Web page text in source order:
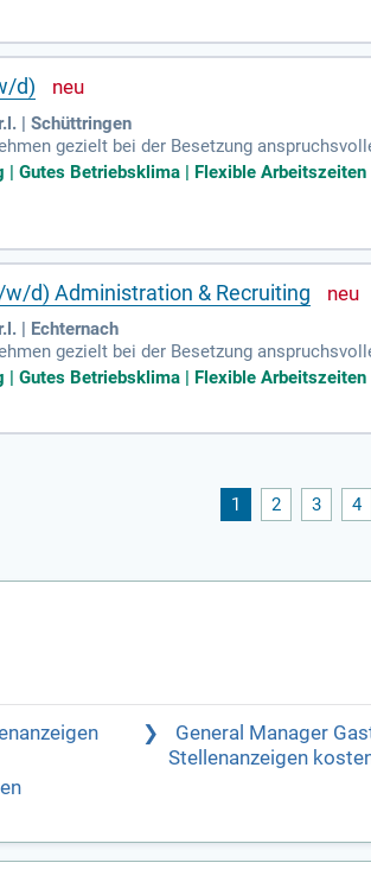
d)
| Schüttringen
gezielt bei der Besetzung
| Gutes Betriebsklima | Flexible
w/d) Administration & Recruiting
| Echternach
gezielt bei der Besetzung
| Gutes Betriebsklima | Flexible
1 2 3 4
General Manager
Stellenanzeigen